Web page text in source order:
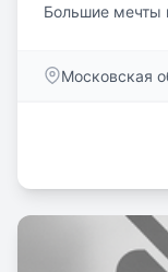
Большие мечты
Московская